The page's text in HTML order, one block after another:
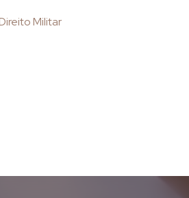
Militar